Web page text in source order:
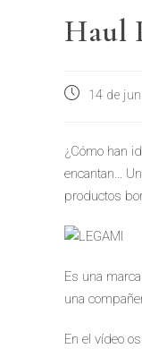
Haul
14 de
¿Cómo han
encantan…
productos
Es una
una
En el vídeo